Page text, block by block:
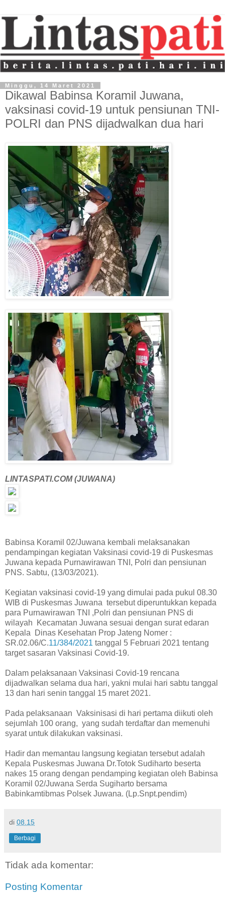
Minggu, 14 Maret 2021
Dikawal Babinsa Koramil Juwana,
vaksinasi covid-19 untuk pensiunan TNI-
POLRI dan PNS dijadwalkan dua hari
LINTASPATI.COM (JUWANA)
Babinsa Koramil 02/Juwana kembali melaksanakan
pendampingan kegiatan Vaksinasi covid-19 di Puskesmas
Juwana kepada Purnawirawan TNI, Polri dan pensiunan
PNS. Sabtu, (13/03/2021).
Kegiatan vaksinasi covid-19 yang dimulai pada pukul 08.30
WIB di Puskesmas Juwana tersebut diperuntukkan kepada
para Purnawirawan TNI ,Polri dan pensiunan PNS di
wilayah Kecamatan Juwana sesuai dengan surat edaran
Kepala Dinas Kesehatan Prop Jateng Nomer :
SR.02.06/C.11/384/2021 tanggal 5 Februari 2021 tentang
target sasaran Vaksinasi Covid-19.
Dalam pelaksanaan Vaksinasi Covid-19 rencana
dijadwalkan selama dua hari, yakni mulai hari sabtu tanggal
13 dan hari senin tanggal 15 maret 2021.
Pada pelaksanaan Vaksinisasi di hari pertama diikuti oleh
sejumlah 100 orang, yang sudah terdaftar dan memenuhi
syarat untuk dilakukan vaksinasi.
Hadir dan memantau langsung kegiatan tersebut adalah
Kepala Puskesmas Juwana Dr.Totok Sudiharto beserta
nakes 15 orang dengan pendamping kegiatan oleh Babinsa
Koramil 02/Juwana Serda Sugiharto bersama
Babinkamtibmas Polsek Juwana. (Lp.Snpt.pendim)
di 08.15
Berbagi
Tidak ada komentar:
Posting Komentar